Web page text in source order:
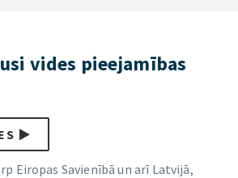
vides pieejamības
Eiropas Savienībā un arī Latvijā,